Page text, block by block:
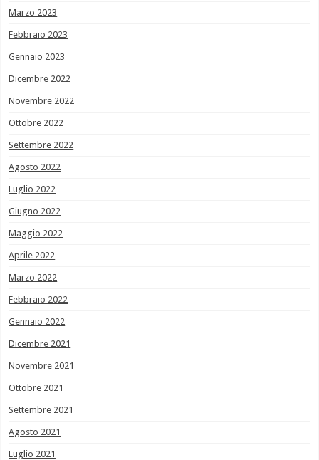
Marzo 2023
Febbraio 2023
Gennaio 2023
Dicembre 2022
Novembre 2022
Ottobre 2022
Settembre 2022
Agosto 2022
Luglio 2022
Giugno 2022
Maggio 2022
Aprile 2022
Marzo 2022
Febbraio 2022
Gennaio 2022
Dicembre 2021
Novembre 2021
Ottobre 2021
Settembre 2021
Agosto 2021
Luglio 2021